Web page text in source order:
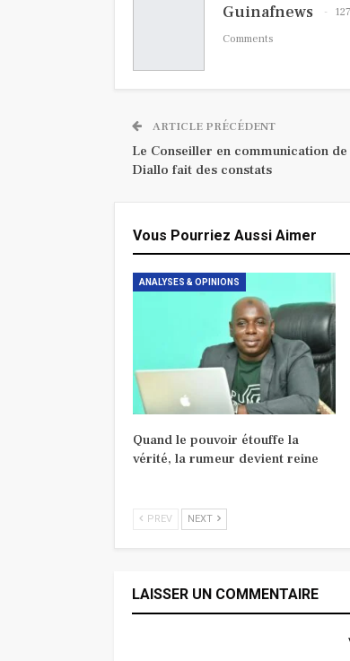
Guinafnews
Comments
ARTICLE PRÉCÉDENT
Le Conseiller en communication
Diallo fait des constats
Vous Pourriez Aussi Aimer
ANALYSES & OPINIONS
Quand le pouvoir étouffe la
vérité, la rumeur devient reine
PREV NEXT
LAISSER UN COMMENTAIRE